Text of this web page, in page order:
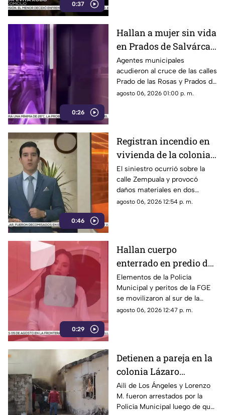
0:37
0:26
Hallan a mujer sin vida
en Prados de Salvárcar;
cuerpo no presentaba
huellas de violencia
Agentes municipales
acudieron al cruce de las calles
Prado de las Rosas y Prados de
Azucenas tras el reporte del
agosto 06, 2026 01:00 p. m.
0:46
Registran incendio en
vivienda de la colonia
Fronteriza; bomberos
controlan las llamas
El siniestro ocurrió sobre la
calle Zempuala y provocó
daños materiales en dos
habitaciones; Protección Civil
agosto 06, 2026 12:54 p. m.
0:29
Hallan cuerpo
enterrado en predio de
la colonia División del
Norte en Chihuahua
Elementos de la Policía
Municipal y peritos de la FGE
se movilizaron al sur de la
capital tras el descubrimiento
agosto 06, 2026 12:47 p. m.
Detienen a pareja en la
colonia Lázaro
Cárdenas tras riña,
agresión física y un
incendio
Aili de Los Ángeles y Lorenzo
M. fueron arrestados por la
Policía Municipal luego de que